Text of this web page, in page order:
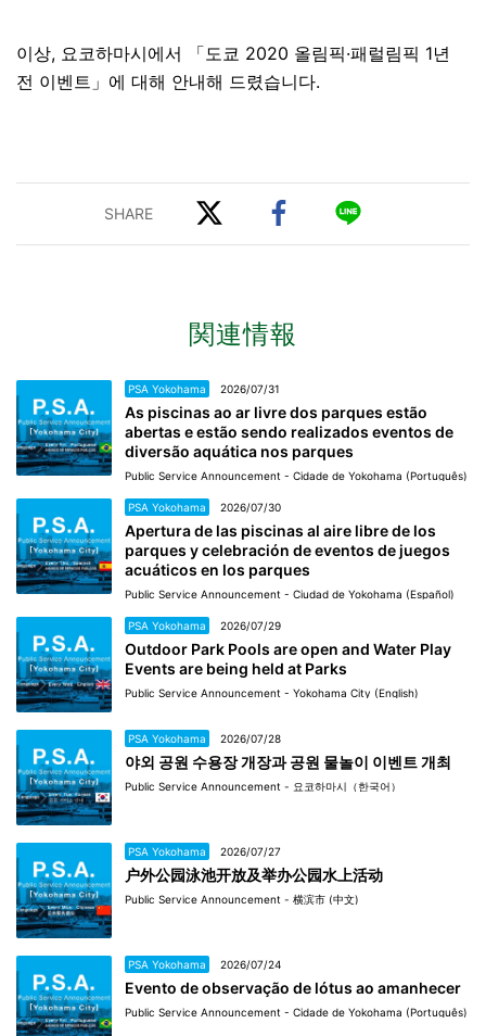
이상, 요코하마시에서 「도쿄 2020 올림픽·패럴림픽 1년
전 이벤트」에 대해 안내해 드렸습니다.
関連情報
PSA Yokohama 2026/07/31
As piscinas ao ar livre dos parques estão
abertas e estão sendo realizados eventos de
diversão aquática nos parques
Public Service Announcement - Cidade de Yokohama (Português)
PSA Yokohama 2026/07/30
Apertura de las piscinas al aire libre de los
parques y celebración de eventos de juegos
acuáticos en los parques
Public Service Announcement - Ciudad de Yokohama (Español)
PSA Yokohama 2026/07/29
Outdoor Park Pools are open and Water Play
Events are being held at Parks
Public Service Announcement - Yokohama City (English)
PSA Yokohama 2026/07/28
야외 공원 수용장 개장과 공원 물놀이 이벤트 개최
Public Service Announcement - 요코하마시（한국어）
PSA Yokohama 2026/07/27
户外公园泳池开放及举办公园水上活动
Public Service Announcement - 横滨市 (中文)
PSA Yokohama 2026/07/24
Evento de observação de lótus ao amanhecer
Public Service Announcement - Cidade de Yokohama (Português)